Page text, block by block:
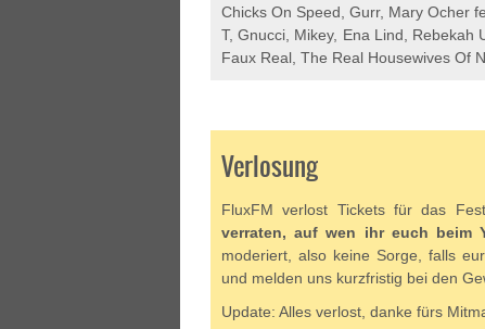
Chicks On Speed, Gurr, Mary Ocher
T, Gnucci, Mikey, Ena Lind, Rebekah
Faux Real, The Real Housewives Of
Verlosung
FluxFM verlost Tickets für das
verraten, auf wen ihr euch beim
moderiert, also keine Sorge, falls
und melden uns kurzfristig bei den
Update: Alles verlost, danke fürs